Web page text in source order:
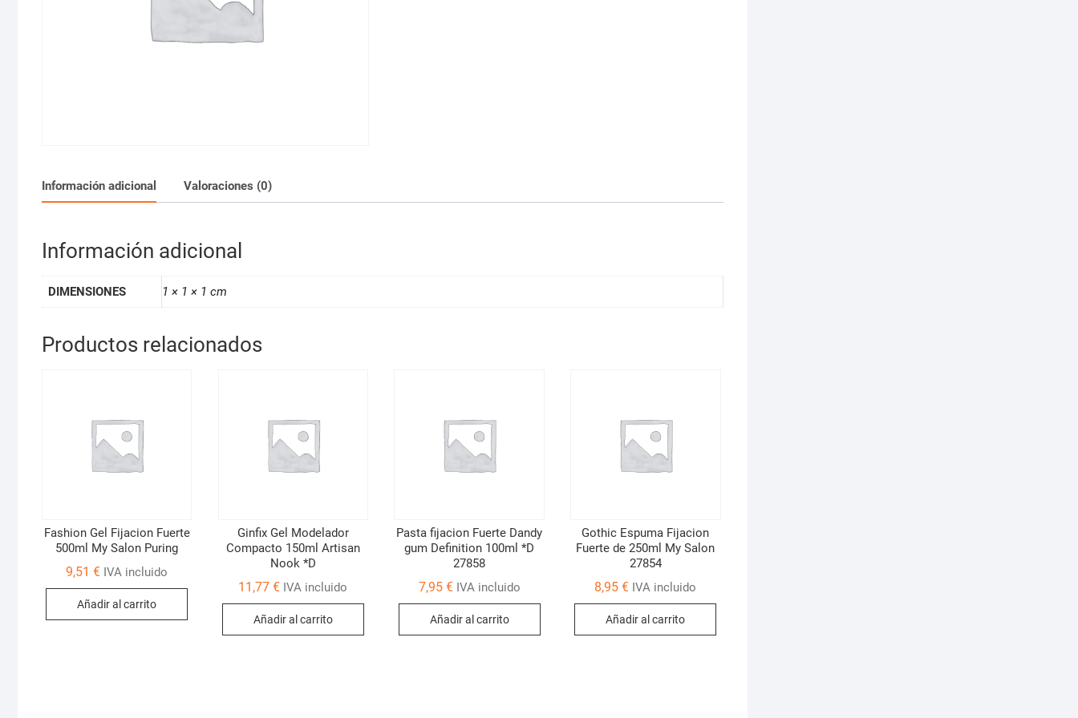
Información adicional Valoraciones (0)
Información adicional
DIMENSIONES 1 × 1 × 1 cm
Productos relacionados
Fashion Gel Fijacion Fuerte
500ml My Salon Puring
9,51€ IVA incluido
Añadir al carrito
Ginfix Gel Modelador
Compacto 150ml Artisan
Nook *D
11,77€ IVA incluido
Añadir al carrito
Pasta fijacion Fuerte Dandy
gum Definition 100ml *D
27858
7,95 € IVA incluido
Añadir al carrito
Gothic Espuma Fijacion
Fuerte de 250ml My Salon
27854
8,95€ IVA incluido
Añadir al carrito